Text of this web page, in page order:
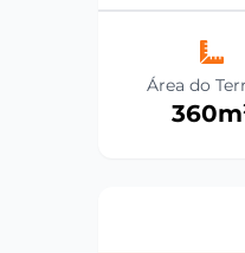
Área do
360